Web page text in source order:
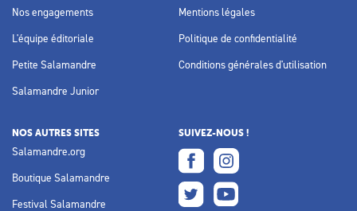
Nos engagements
L'équipe éditoriale
Petite Salamandre
Salamandre Junior
Mentions légales
Politique de confidentialité
Conditions générales d'utilisation
NOS AUTRES SITES
Salamandre.org
Boutique Salamandre
Festival Salamandre
SUIVEZ-NOUS !